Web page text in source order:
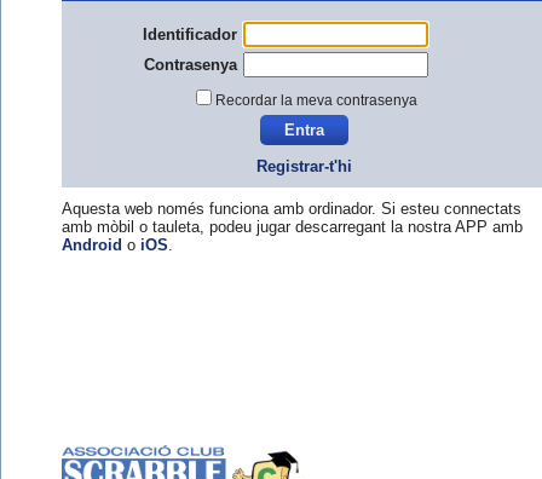
Identificador
Contrasenya
Recordar la meva contrasenya
Registrar-t'hi
Aquesta web només funciona amb ordinador. Si esteu connectats
amb mòbil o tauleta, podeu jugar descarregant la nostra APP amb
Android o iOS.